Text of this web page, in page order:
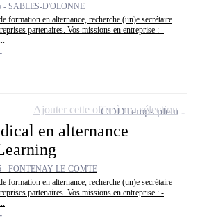
- SABLES-D'OLONNE
formation en alternance, recherche (un)e secrétaire
partenaires. Vos missions en entreprise : -
en alternance
- FONTENAY-LE-COMTE
formation en alternance, recherche (un)e secrétaire
partenaires. Vos missions en entreprise : -
CDDTemps plein
Ajouter cette offre à ma sélection